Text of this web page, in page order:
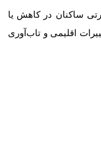
ساکنان در کاهش یا
اقلیمی و تاب‌آوری